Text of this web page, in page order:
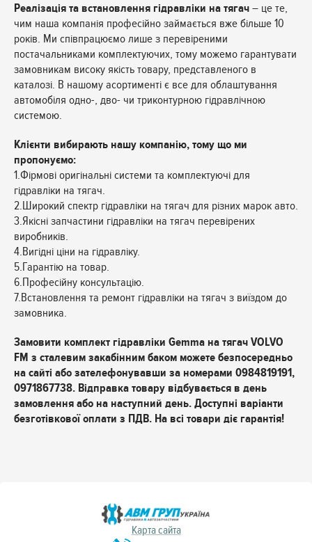
Реалізація та встановлення гідравліки на тягач – це те,
чим наша компанія професійно займається вже більше 10
років. Ми співпрацюємо лише з перевіреними
постачальниками комплектуючих, тому можемо гарантувати
замовникам високу якість товару, представленого в
каталозі. В нашому асортименті є все для облаштування
автомобіля одно-, дво- чи триконтурною гідравлічною
системою.
Клієнти вибирають нашу компанію, тому що ми
пропонуємо:
1.Фірмові оригінальні системи та комплектуючі для
гідравліки на тягач.
2.Широкий спектр гідравліки на тягач для різних марок авто.
3.Якісні запчастини гідравліки на тягач перевірених
виробників.
4.Вигідні ціни на гідравліку.
5.Гарантію на товар.
6.Професійну консультацію.
7.Встановлення та ремонт гідравліки на тягач з виїздом до
замовника.
Замовити комплект гідравліки Gemma на тягач VOLVO
FМ з сталевим закабінним баком можете безпосередньо
на сайті або зателефонувавши за номерами 0984819191,
0971867738. Відправка товару відбувається в день
замовлення або на наступний день. Доступні варіанти
безготівкової оплати з ПДВ. На всі товари діє гарантія!
Карта сайта